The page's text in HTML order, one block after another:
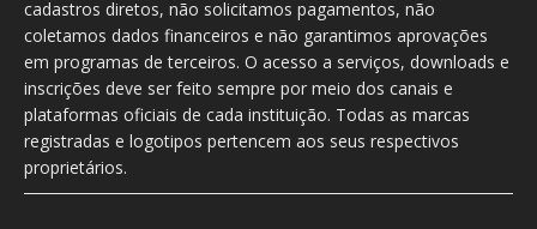
cadastros diretos, não solicitamos pagamentos, não
coletamos dados financeiros e não garantimos aprovações
em programas de terceiros. O acesso a serviços, downloads e
inscrições deve ser feito sempre por meio dos canais e
plataformas oficiais de cada instituição. Todas as marcas
registradas e logotipos pertencem aos seus respectivos
proprietários.